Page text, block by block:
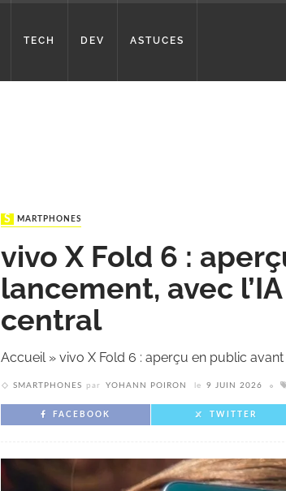
TECH DEV ASTUCES
SMARTPHONES
vivo X Fold 6 :
lancement, avec
central
Accueil» vivo X Fold 6 : aperçu en public
SMARTPHONES par YOHANN POIRON le 9 JUIN 2026
FACEBOOK TWITTER